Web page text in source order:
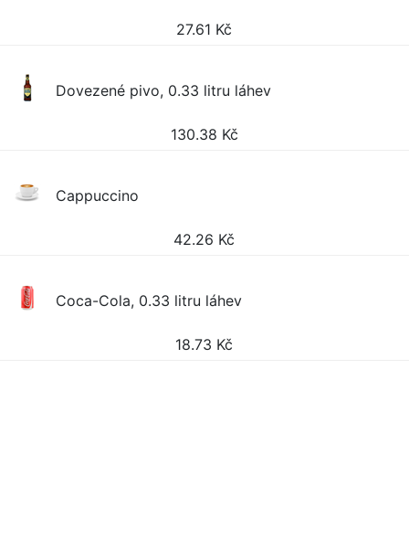
27.61 Kč
Dovezené pivo, 0.33 litru láhev
130.38 Kč
Cappuccino
42.26 Kč
Coca-Cola, 0.33 litru láhev
18.73 Kč